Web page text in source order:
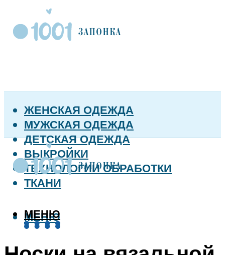
ЖЕНСКАЯ ОДЕЖДА
МУЖСКАЯ ОДЕЖДА
ДЕТСКАЯ ОДЕЖДА
ВЫКРОЙКИ
ТЕХНОЛОГИИ ОБРАБОТКИ
ТКАНИ
МЕНЮ
МЕНЮ